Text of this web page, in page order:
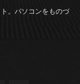
。パソコンをものづ